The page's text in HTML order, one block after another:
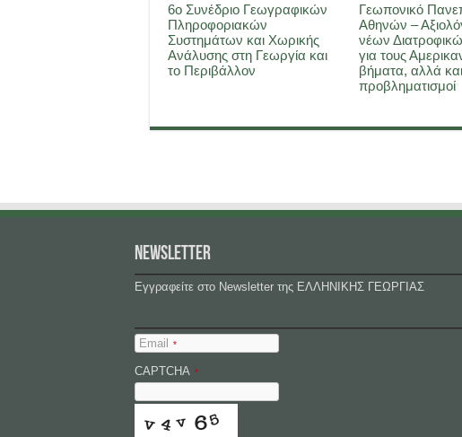
6ο Συνέδριο Γεωγραφικών
Πληροφοριακών
Συστημάτων και Χωρικής
Ανάλυσης στη Γεωργία και
το Περιβάλλον
Γεωπονικό
Αθηνών –
νέων
για τους
βήματα, αλλά
προβληματισμοί
NEWSLETTER
Εγγραφείτε στο Newsletter της ΕΛΛΗΝΙΚΗΣ ΓΕΩΡΓΙΑΣ
Email *
CAPTCHA *